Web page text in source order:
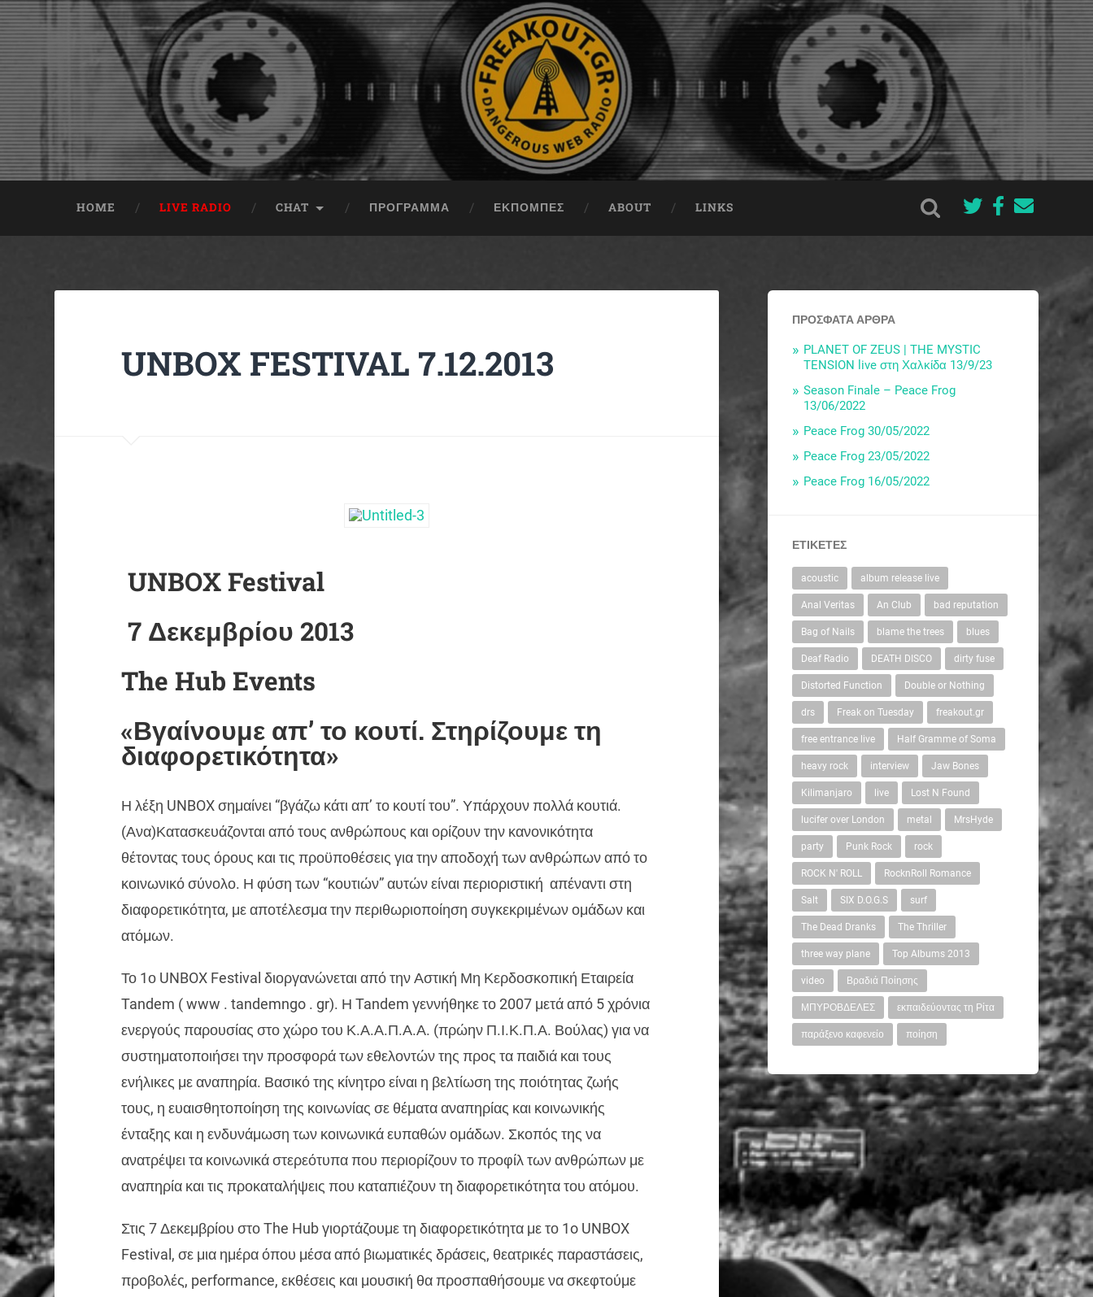
HOME LIVE RADIO CHAT ΠΡΟΓΡΑΜΜΑ ΕΚΠΟΜΠΈΣ ABOUT LINKS
UNBOX FESTIVAL 7.12.2013
UNBOX Festival
7 Δεκεμβρίου 2013
The Hub Events
«Βγαίνουμε απ’ το κουτί. Στηρίζουμε τη
διαφορετικότητα»
Η λέξη UNBOX σημαίνει “βγάζω κάτι απ’ το κουτί του”. Υπάρχουν πολλά κουτιά.
(Ανα)Κατασκευάζονται από τους ανθρώπους και ορίζουν την κανονικότητα
θέτοντας τους όρους και τις προϋποθέσεις για την αποδοχή των ανθρώπων από το
κοινωνικό σύνολο. Η φύση των “κουτιών” αυτών είναι περιοριστική απέναντι στη
διαφορετικότητα, με αποτέλεσμα την περιθωριοποίηση συγκεκριμένων ομάδων και
ατόμων.
Το 1ο UNBOX Festival διοργανώνεται από την Αστική Μη Κερδοσκοπική Εταιρεία
Tandem ( www . tandemngo . gr). Η Tandem γεννήθηκε το 2007 μετά από 5 χρόνια
ενεργούς παρουσίας στο χώρο του Κ.Α.Α.Π.Α.Α. (πρώην Π.Ι.Κ.Π.Α. Βούλας) για να
συστηματοποιήσει την προσφορά των εθελοντών της προς τα παιδιά και τους
ενήλικες με αναπηρία. Βασικό της κίνητρο είναι η βελτίωση της ποιότητας ζωής
τους, η ευαισθητοποίηση της κοινωνίας σε θέματα αναπηρίας και κοινωνικής
ένταξης και η ενδυνάμωση των κοινωνικά ευπαθών ομάδων. Σκοπός της να
ανατρέψει τα κοινωνικά στερεότυπα που περιορίζουν το προφίλ των ανθρώπων με
αναπηρία και τις προκαταλήψεις που καταπιέζουν τη διαφορετικότητα του ατόμου.
Στις 7 Δεκεμβρίου στο The Hub γιορτάζουμε τη διαφορετικότητα με το 1o UNBOX
Festival, σε μια ημέρα όπου μέσα από βιωματικές δράσεις, θεατρικές παραστάσεις,
προβολές, performance, εκθέσεις και μουσική θα προσπαθήσουμε να σκεφτούμε
ΠΡΌΣΦΑΤΑ ΆΡΘΡΑ
PLANET OF ZEUS | THE MYSTIC
TENSION live στη Χαλκίδα 13/9/23
Season Finale – Peace Frog
13/06/2022
Peace Frog 30/05/2022
Peace Frog 23/05/2022
Peace Frog 16/05/2022
ΕΤΙΚΈΤΕΣ
acoustic album release live
Anal Veritas An Club bad reputation
Bag of Nails blame the trees blues
Deaf Radio DEATH DISCO dirty fuse
Distorted Function Double or Nothing
drs Freak on Tuesday freakout.gr
free entrance live Half Gramme of Soma
heavy rock interview Jaw Bones
Kilimanjaro live Lost N Found
lucifer over London metal MrsHyde
party Punk Rock rock
ROCK N' ROLL RocknRoll Romance
Salt SIX D.O.G.S surf
The Dead Dranks The Thriller
three way plane Top Albums 2013
video Βραδιά Ποίησης
ΜΠΥΡΟΒΔΕΛΕΣ εκπαιδεύοντας τη Ρίτα
παράξενο καφενείο ποίηση